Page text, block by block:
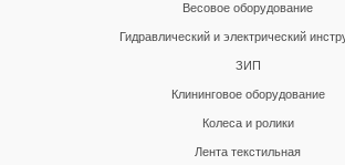
Весовое оборудование
Гидравлический и электрический
ЗИП
Клининговое оборудование
Колеса и ролики
Лента текстильная